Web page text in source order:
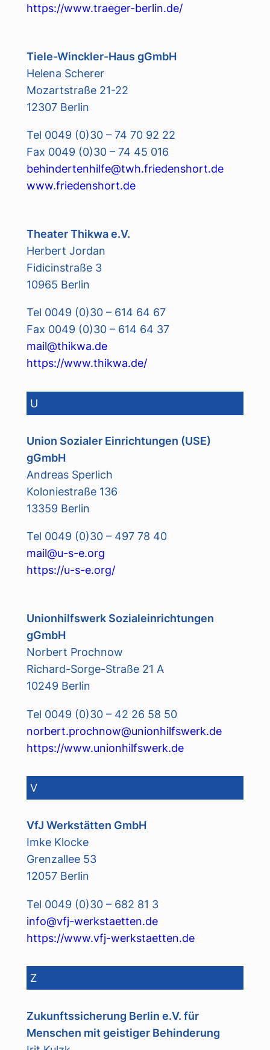
https://www.traeger-berlin.de/
Tiele-Winckler-Haus gGmbH
Helena Scherer
Mozartstraße 21-22
12307 Berlin
Tel 0049 (0)30 – 74 70 92 22
Fax 0049 (0)30 – 74 45 016
behindertenhilfe@twh.friedenshort.de
www.friedenshort.de
Theater Thikwa e.V.
Herbert Jordan
Fidicinstraße 3
10965 Berlin
Tel 0049 (0)30 – 614 64 67
Fax 0049 (0)30 – 614 64 37
mail@thikwa.de
https://www.thikwa.de/
U
Union Sozialer Einrichtungen (USE)
gGmbH
Andreas Sperlich
Koloniestraße 136
13359 Berlin
Tel 0049 (0)30 – 497 78 40
mail@u-s-e.org
https://u-s-e.org/
Unionhilfswerk Sozialeinrichtungen
gGmbH
Norbert Prochnow
Richard-Sorge-Straße 21 A
10249 Berlin
Tel 0049 (0)30 – 42 26 58 50
norbert.prochnow@unionhilfswerk.de
https://www.unionhilfswerk.de
V
VfJ Werkstätten GmbH
Imke Klocke
Grenzallee 53
12057 Berlin
Tel 0049 (0)30 – 682 81 3
info@vfj-werkstaetten.de
https://www.vfj-werkstaetten.de
Z
Zukunftssicherung Berlin e.V. für
Menschen mit geistiger Behinderung